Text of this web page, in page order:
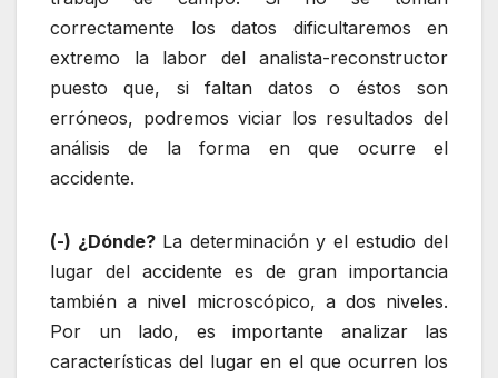
correctamente los datos dificultaremos en
extremo la labor del analista-reconstructor
puesto que, si faltan datos o éstos son
erróneos, podremos viciar los resultados del
análisis de la forma en que ocurre el
accidente.
(-) ¿Dónde? La determinación y el estudio del
lugar del accidente es de gran importancia
también a nivel microscópico, a dos niveles.
Por un lado, es importante analizar las
características del lugar en el que ocurren los